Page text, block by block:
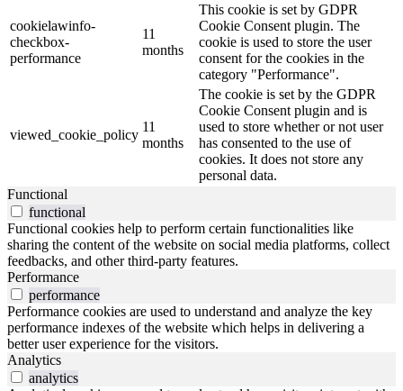
cookielawinfo-
checkbox-
performance
11
months
This cookie is set by GDPR
Cookie Consent plugin. The
cookie is used to store the user
consent for the cookies in the
category "Performance".
viewed_cookie_policy
11
months
The cookie is set by the GDPR
Cookie Consent plugin and is
used to store whether or not user
has consented to the use of
cookies. It does not store any
personal data.
Functional
functional
Functional cookies help to perform certain functionalities like
sharing the content of the website on social media platforms, collect
feedbacks, and other third-party features.
Performance
performance
Performance cookies are used to understand and analyze the key
performance indexes of the website which helps in delivering a
better user experience for the visitors.
Analytics
analytics